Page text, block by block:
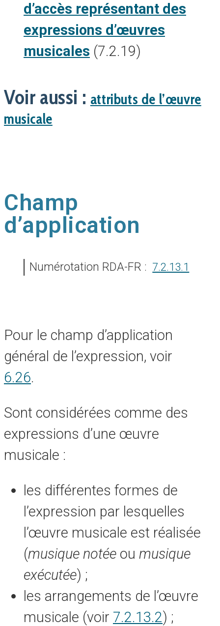
d’accès représentant des
expressions d’œuvres
musicales (7.2.19)
Voir aussi : attributs de l’œuvre
musicale
Champ
d’application
Numérotation RDA-FR : 7.2.13.1
Pour le champ d’application
général de l’expression, voir
6.26.
Sont considérées comme des
expressions d’une œuvre
musicale :
les différentes formes de
l’expression par lesquelles
l’œuvre musicale est réalisée
(musique notée ou musique
exécutée) ;
les arrangements de l’œuvre
musicale (voir 7.2.13.2) ;